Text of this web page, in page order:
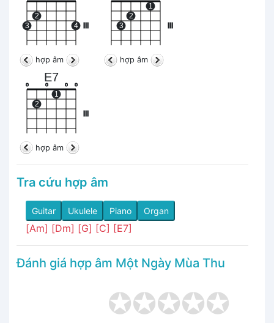
III
3
2
4
hợp âm
3
2
1
hợp âm
E7
III
o
2
o
1
o o
hợp âm
Tra cứu hợp âm
Guitar Ukulele Piano Organ
[Am] [Dm] [G] [C] [E7]
Đánh giá hợp âm Một Ngày Mùa Thu